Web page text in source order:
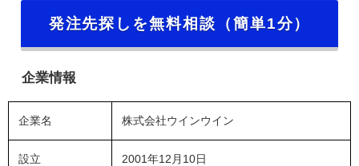
発注先探しを無料相談（簡単1分）
企業情報
企業名 株式会社ウインウイン
設立 2001年12月10日